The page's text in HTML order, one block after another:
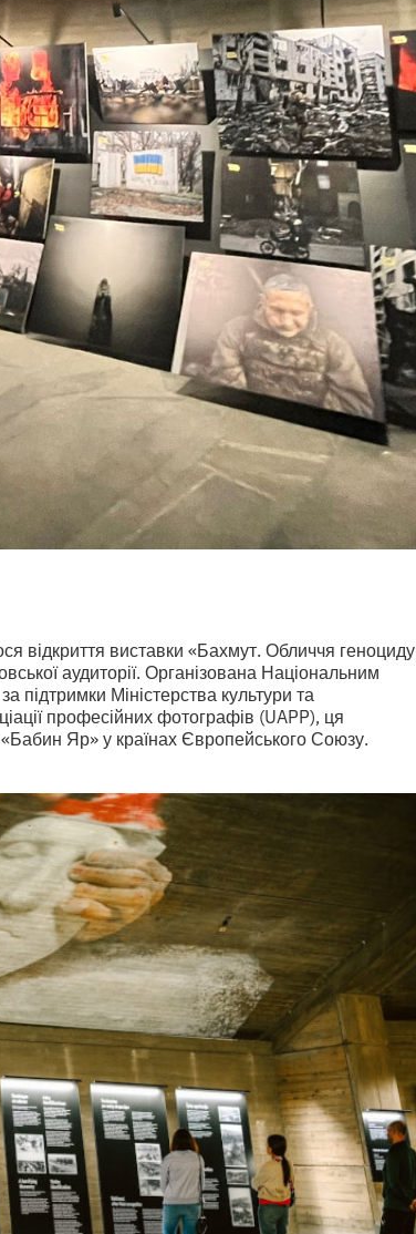
відкриття виставки «Бахмут. Обличчя геноциду
аудиторії. Організована Національним
підтримки Міністерства культури та
професійних фотографів (UAPP), ця
Яр» у країнах Європейського Союзу.